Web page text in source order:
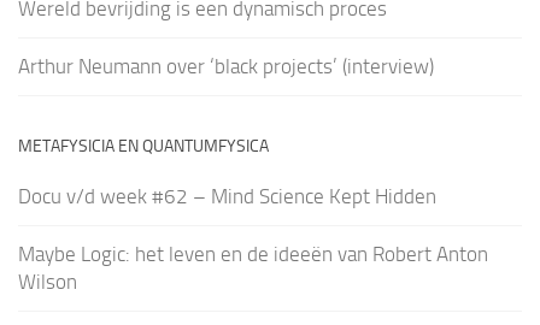
Wereld bevrijding is een dynamisch proces
Arthur Neumann over ‘black projects’ (interview)
METAFYSICIA EN QUANTUMFYSICA
Docu v/d week #62 – Mind Science Kept Hidden
Maybe Logic: het leven en de ideeën van Robert Anton
Wilson